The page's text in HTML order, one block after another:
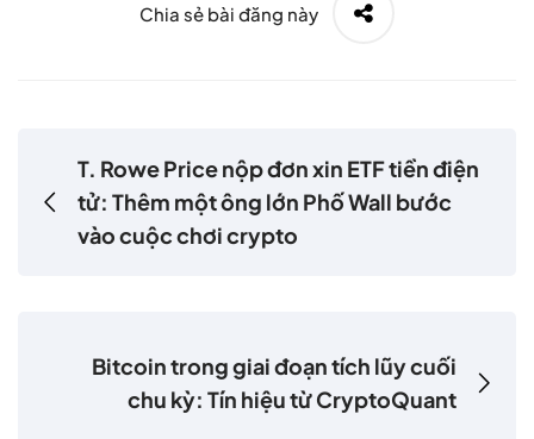
Chia sẻ bài đăng này
T. Rowe Price nộp đơn xin ETF tiền điện
tử: Thêm một ông lớn Phố Wall bước
vào cuộc chơi crypto
Bitcoin trong giai đoạn tích lũy cuối
chu kỳ: Tín hiệu từ CryptoQuant